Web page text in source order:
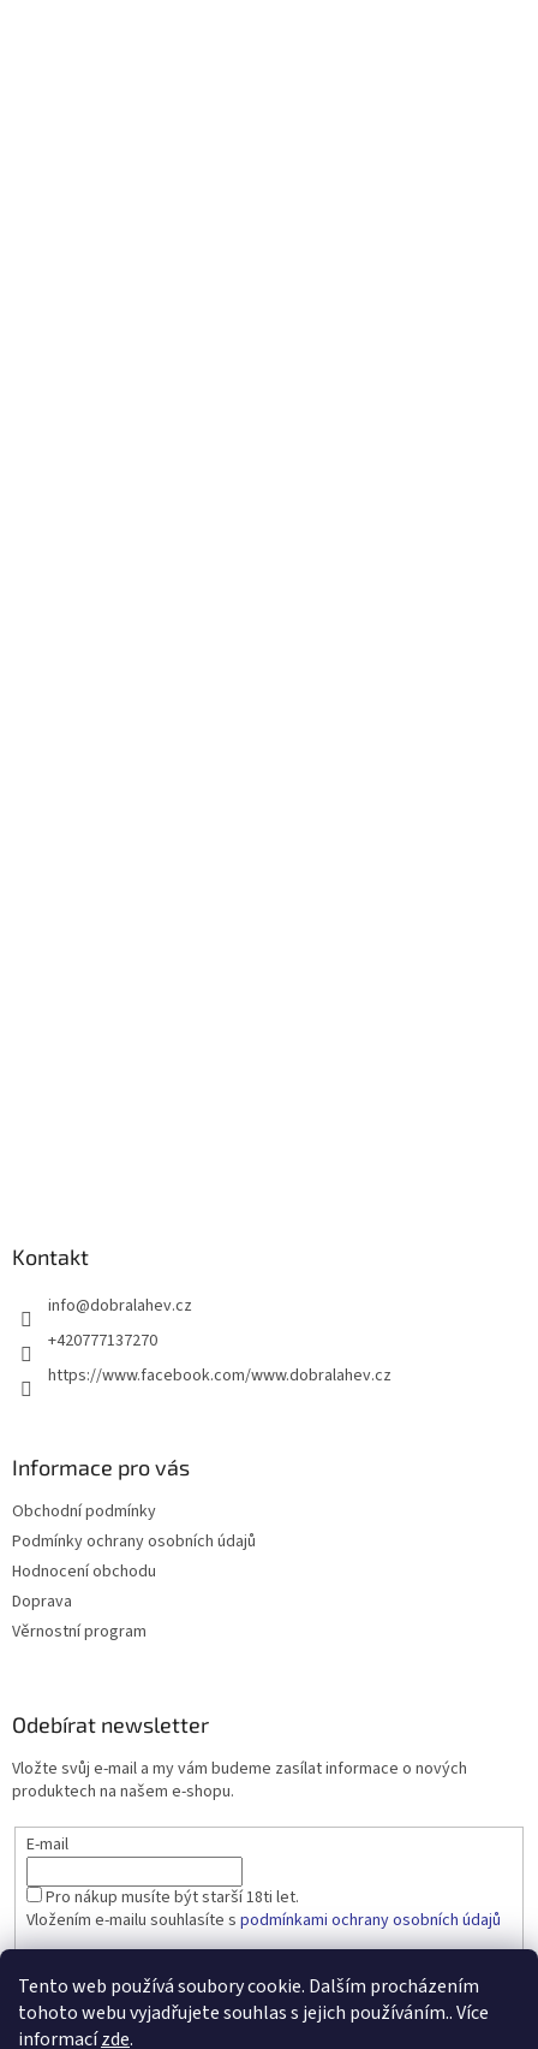
Tento web používá soubory cookie. Dalším procházením
tohoto webu vyjadřujete souhlas s jejich používáním.. Více
informacízde.
Kontakt
info@dobralahev.cz
+420777137270
https://www.facebook.com/www.dobralahev.cz
Informace pro vás
Obchodní podmínky
Podmínky ochrany osobních údajů
Hodnocení obchodu
Doprava
Věrnostní program
Odebírat newsletter
Vložte svůj e-mail a my vám budeme zasílat informace o nových
produktech na našem e-shopu.
E-mail
Pro nákup musíte být starší 18ti let.
Vložením e-mailu souhlasíte s podmínkami ochrany osobních údajů
PŘIHLÁSIT SE